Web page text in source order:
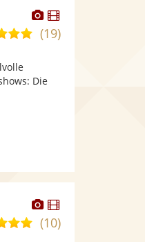
Dieser
Künstler
stellt
Dieser
Künstler
5,0
Sternen
(19)
Die
Dieser
Künstler
stellt
Dieser
Künstler
5,0(10)